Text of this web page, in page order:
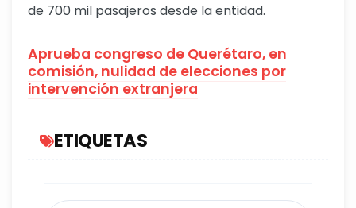
de 700 mil pasajeros desde la entidad.
Aprueba congreso de Querétaro, en
comisión, nulidad de elecciones por
intervención extranjera
ETIQUETAS